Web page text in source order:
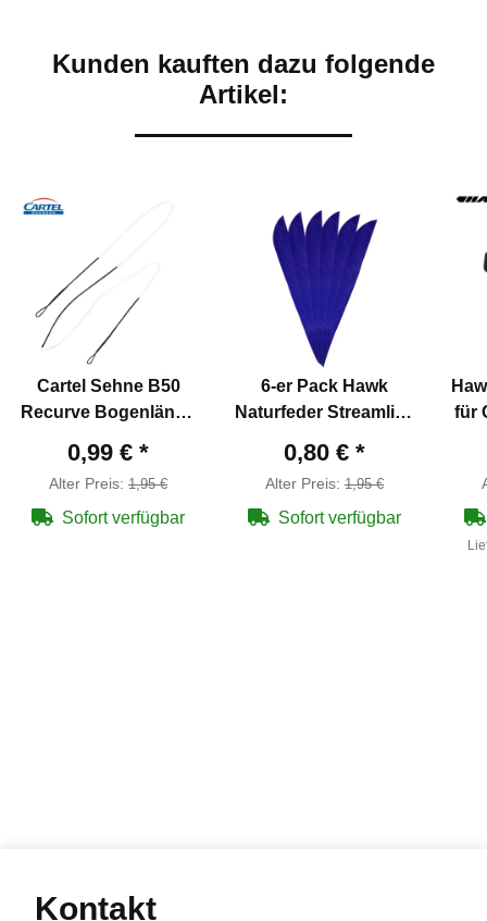
Kunden kauften dazu folgende
Artikel:
Cartel Sehne B50
Recurve Bogenlänge
0,99 € *
Alter Preis: 1,95 €
Sofort verfügbar
6-er Pack Hawk
Naturfeder Streamline
0,80 € *
Alter Preis: 1,95 €
Sofort verfügbar
für
Kontakt